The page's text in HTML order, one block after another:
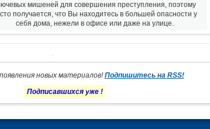
мишеней для совершения преступления, поэтому
получается, что Вы находитесь в большей опасности у
себя дома, нежели в офисе или даже на улице.
новых материалов!Подпишитесь на RSS!
Подписавшихся уже !